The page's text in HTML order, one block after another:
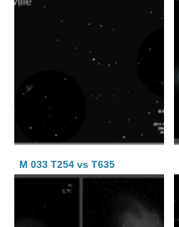
M 033 T254 vs T635